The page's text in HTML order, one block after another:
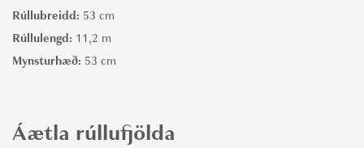
Rúllubreidd: 53 cm
Rúllulengd: 11,2 m
Mynsturhæð: 53 cm
Áætla rúllufjölda